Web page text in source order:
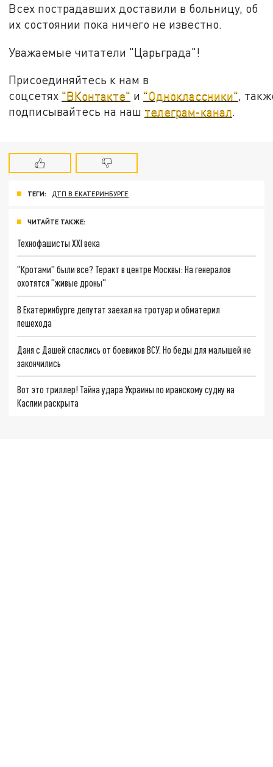
Всех пострадавших доставили в больницу, об
их состоянии пока ничего не известно.
Уважаемые читатели "Царьграда"!
Присоединяйтесь к нам в
соцсетях "ВКонтакте" и "Одноклассники",
подписывайтесь на наш телеграм-канал.
ТЕГИ: ДТП В ЕКАТЕРИНБУРГЕ
ЧИТАЙТЕ ТАКЖЕ:
Технофашисты XXI века
"Кротами" были все? Теракт в центре Москвы: На генералов
охотятся "живые дроны"
В Екатеринбурге депутат заехал на тротуар и обматерил
пешехода
Даня с Дашей спаслись от боевиков ВСУ. Но беды для малышей не
закончились
Вот это триллер! Тайна удара Украины по иранскому судну на
Каспии раскрыта